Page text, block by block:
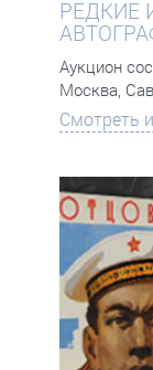
РЕДКИЕ
Аукцион
Москва,
Смотреть